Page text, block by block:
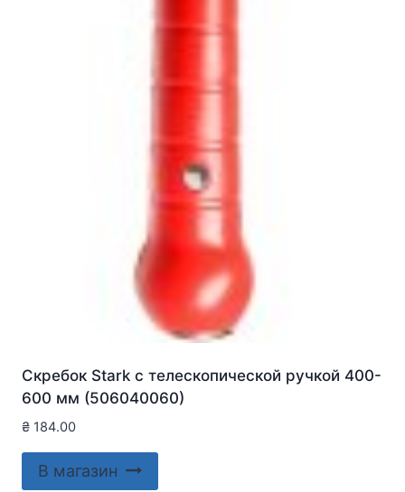
Скребок Stark с телескопической ручкой 400-
600 мм (506040060)
₴ 184.00
В магазин